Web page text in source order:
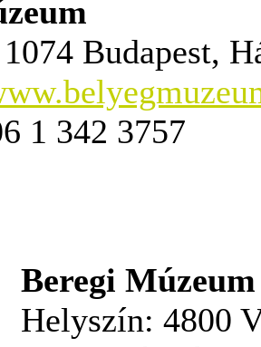
1074 Budapest,
1 342 3757
Beregi Múzeum
Helyszín: 4800